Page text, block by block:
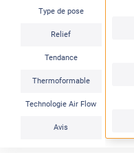
Type de pose
Relief
Tendance
Thermoformable
Technologie Air Flow
Avis